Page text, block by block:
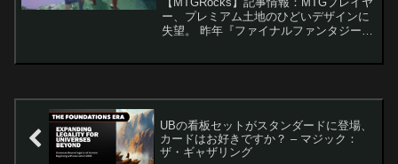
ー、プレミアム土地のひどいデザインに
失望。 昨年『ファイナルファンタジー』
UBの看板セットがスタンダードに登場、
カードはお好きですか？ – マジック：
ザ・ギャザリング